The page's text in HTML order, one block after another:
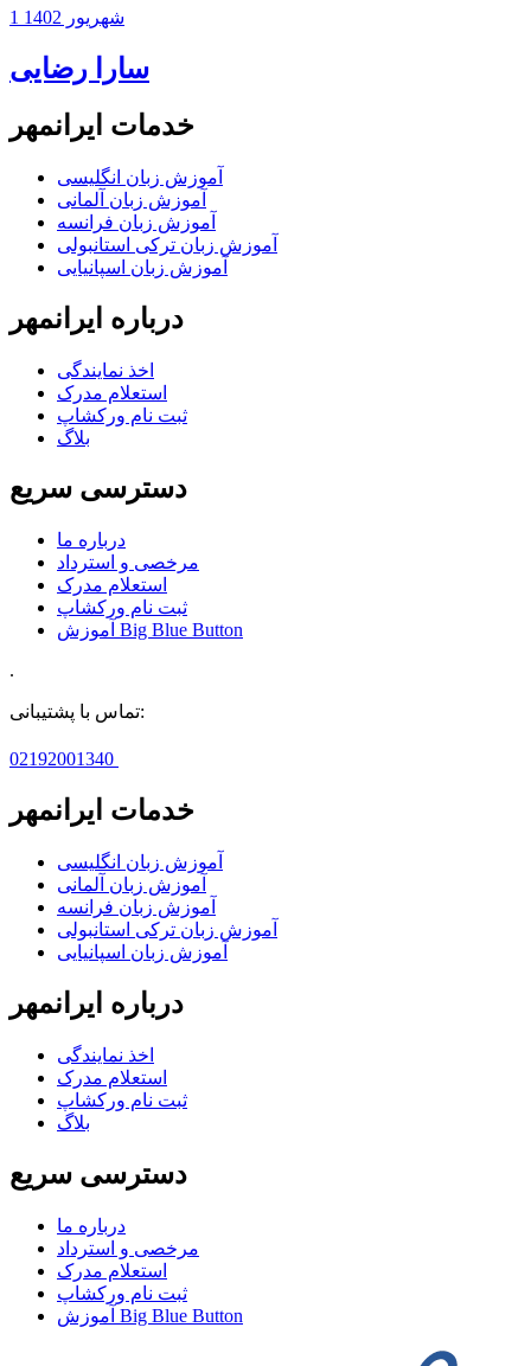
1 شهریور 1402
سارا رضایی
خدمات ایرانمهر
آموزش زبان انگلیسی
آموزش زبان آلمانی
آموزش زبان فرانسه
آموزش زبان ترکی استانبولی
آموزش زبان اسپانیایی
درباره ایرانمهر
اخذ نمايندگی
استعلام مدرک
ثبت نام ورکشاپ
بلاگ
دسترسی سریع
درباره ما
مرخصی و استرداد
استعلام مدرک
ثبت نام ورکشاپ
آموزش Big Blue Button
.
تماس با پشتیبانی:
02192001340
خدمات ایرانمهر
آموزش زبان انگلیسی
آموزش زبان آلمانی
آموزش زبان فرانسه
آموزش زبان ترکی استانبولی
آموزش زبان اسپانیایی
درباره ایرانمهر
اخذ نمايندگی
استعلام مدرک
ثبت نام ورکشاپ
بلاگ
دسترسی سریع
درباره ما
مرخصی و استرداد
استعلام مدرک
ثبت نام ورکشاپ
آموزش Big Blue Button